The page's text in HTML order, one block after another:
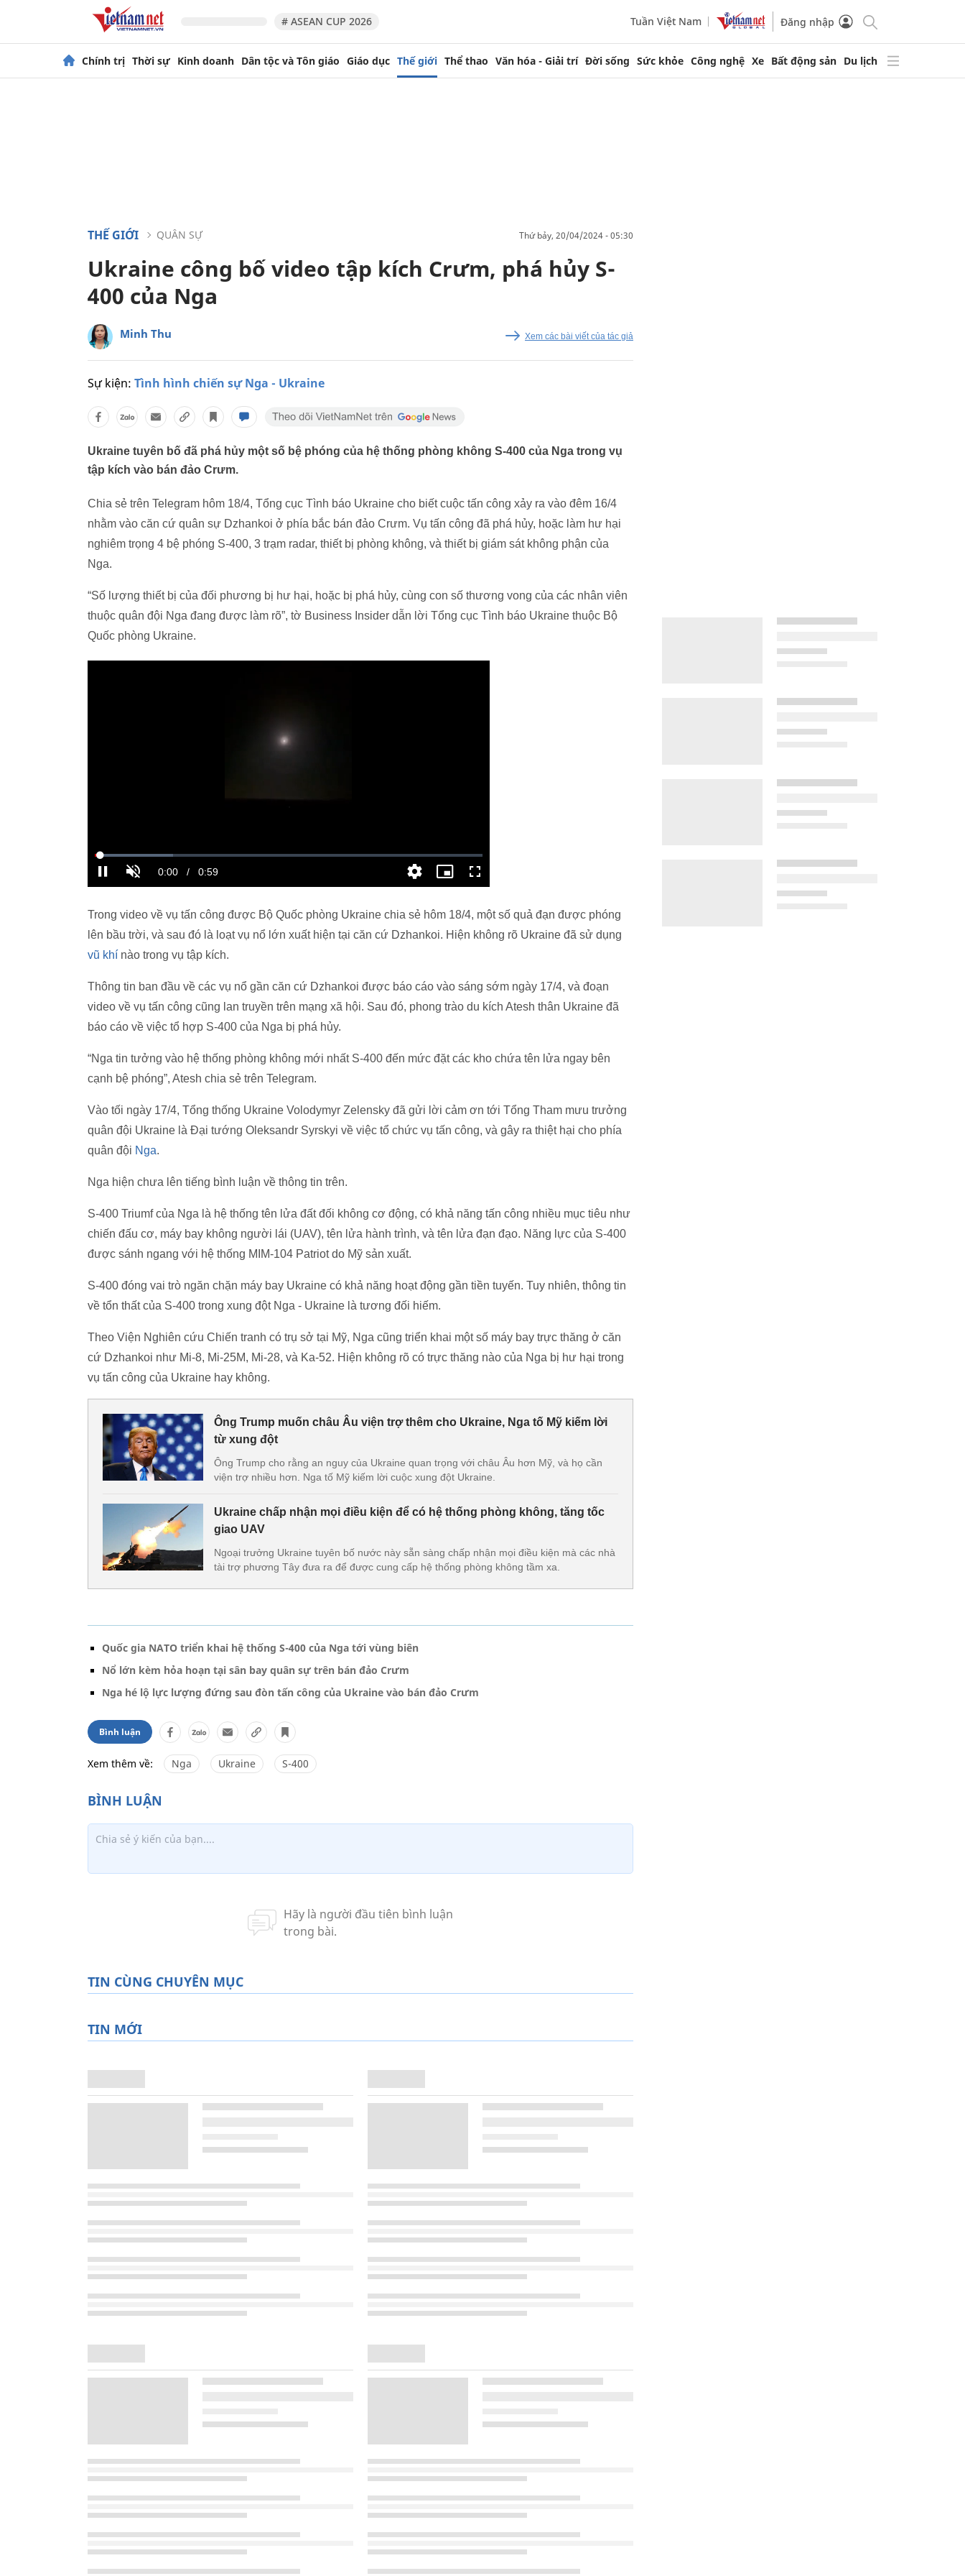
# ASEAN CUP 2026 Tuần Việt Nam Đăng nhập
Chính trị Thời sự Kinh doanh Dân tộc và Tôn giáo Giáo dục Thế giới Thể thao Văn hóa - Giải trí Đời sống Sức khỏe Công nghệ Xe Bất động sản Du lịch
THẾ GIỚI QUÂN SỰ thứ bảy, 20/04/2024 - 05:30
Ukraine công bố video tập kích Crưm, phá hủy S-
400 của Nga
Minh Thu Xem các bài viết của tác giả
Sự kiện: Tình hình chiến sự Nga - Ukraine
Ukraine tuyên bố đã phá hủy một số bệ phóng của hệ thống phòng không S-400 của Nga trong vụ
tập kích vào bán đảo Crưm.
Chia sẻ trên Telegram hôm 18/4, Tổng cục Tình báo Ukraine cho biết cuộc tấn công xảy ra vào đêm 16/4
nhằm vào căn cứ quân sự Dzhankoi ở phía bắc bán đảo Crưm. Vụ tấn công đã phá hủy, hoặc làm hư hại
nghiêm trọng 4 bệ phóng S-400, 3 trạm radar, thiết bị phòng không, và thiết bị giám sát không phận của
Nga.
“Số lượng thiết bị của đối phương bị hư hại, hoặc bị phá hủy, cùng con số thương vong của các nhân viên
thuộc quân đội Nga đang được làm rõ”, tờ Business Insider dẫn lời Tổng cục Tình báo Ukraine thuộc Bộ
Quốc phòng Ukraine.
Trong video về vụ tấn công được Bộ Quốc phòng Ukraine chia sẻ hôm 18/4, một số quả đạn được phóng
lên bầu trời, và sau đó là loạt vụ nổ lớn xuất hiện tại căn cứ Dzhankoi. Hiện không rõ Ukraine đã sử dụng
vũ khí nào trong vụ tập kích.
Thông tin ban đầu về các vụ nổ gần căn cứ Dzhankoi được báo cáo vào sáng sớm ngày 17/4, và đoạn
video về vụ tấn công cũng lan truyền trên mạng xã hội. Sau đó, phong trào du kích Atesh thân Ukraine đã
báo cáo về việc tổ hợp S-400 của Nga bị phá hủy.
“Nga tin tưởng vào hệ thống phòng không mới nhất S-400 đến mức đặt các kho chứa tên lửa ngay bên
cạnh bệ phóng”, Atesh chia sẻ trên Telegram.
Vào tối ngày 17/4, Tổng thống Ukraine Volodymyr Zelensky đã gửi lời cảm ơn tới Tổng Tham mưu trưởng
quân đội Ukraine là Đại tướng Oleksandr Syrskyi về việc tổ chức vụ tấn công, và gây ra thiệt hại cho phía
quân đội Nga.
Nga hiện chưa lên tiếng bình luận về thông tin trên.
S-400 Triumf của Nga là hệ thống tên lửa đất đối không cơ động, có khả năng tấn công nhiều mục tiêu như
chiến đấu cơ, máy bay không người lái (UAV), tên lửa hành trình, và tên lửa đạn đạo. Năng lực của S-400
được sánh ngang với hệ thống MIM-104 Patriot do Mỹ sản xuất.
S-400 đóng vai trò ngăn chặn máy bay Ukraine có khả năng hoạt động gần tiền tuyến. Tuy nhiên, thông tin
về tổn thất của S-400 trong xung đột Nga - Ukraine là tương đối hiếm.
Theo Viện Nghiên cứu Chiến tranh có trụ sở tại Mỹ, Nga cũng triển khai một số máy bay trực thăng ở căn
cứ Dzhankoi như Mi-8, Mi-25M, Mi-28, và Ka-52. Hiện không rõ có trực thăng nào của Nga bị hư hại trong
vụ tấn công của Ukraine hay không.
Ông Trump muốn châu Âu viện trợ thêm cho Ukraine, Nga tố Mỹ kiếm lời
từ xung đột
Ông Trump cho rằng an nguy của Ukraine quan trọng với châu Âu hơn Mỹ, và họ cần
viện trợ nhiều hơn. Nga tố Mỹ kiếm lời cuộc xung đột Ukraine.
Ukraine chấp nhận mọi điều kiện để có hệ thống phòng không, tăng tốc
giao UAV
Ngoại trưởng Ukraine tuyên bố nước này sẵn sàng chấp nhận mọi điều kiện mà các nhà
tài trợ phương Tây đưa ra để được cung cấp hệ thống phòng không tầm xa.
Quốc gia NATO triển khai hệ thống S-400 của Nga tới vùng biên
Nổ lớn kèm hỏa hoạn tại sân bay quân sự trên bán đảo Crưm
Nga hé lộ lực lượng đứng sau đòn tấn công của Ukraine vào bán đảo Crưm
Bình luận
Xem thêm về: Nga Ukraine S-400
TIN CÙNG CHUYÊN MỤC
TIN MỚI